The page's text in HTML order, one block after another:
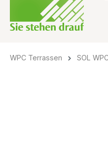
WPC Terrassen SOL